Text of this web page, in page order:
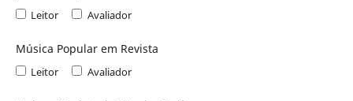
Leitor Avaliador
Música Popular em Revista
Leitor Avaliador